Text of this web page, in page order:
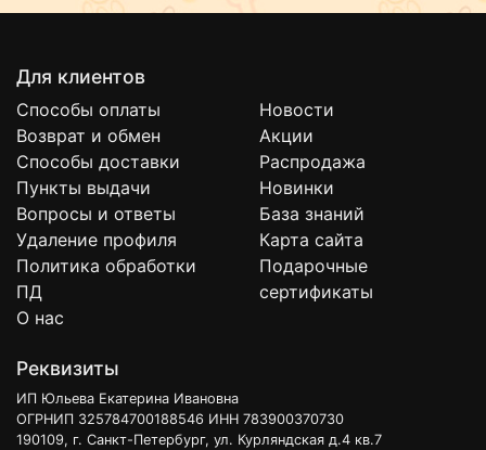
Для клиентов
Способы оплаты
Возврат и обмен
Способы доставки
Пункты выдачи
Вопросы и ответы
Удаление профиля
Политика обработки
ПД
О нас
Новости
Акции
Распродажа
Новинки
База знаний
Карта сайта
Подарочные
сертификаты
Реквизиты
ИП Юльева Екатерина Ивановна
ОГРНИП 325784700188546 ИНН 783900370730
190109, г. Санкт-Петербург, ул. Курляндская д.4 кв.7